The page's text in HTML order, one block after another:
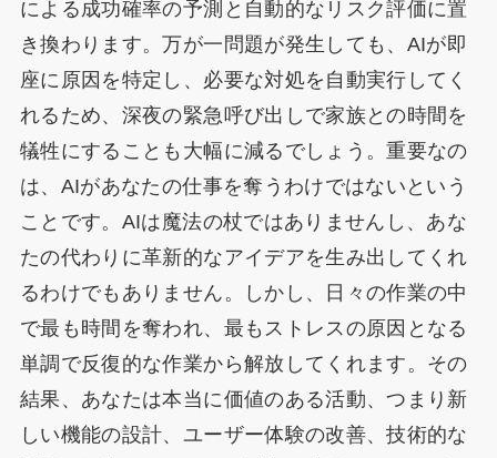
による成功確率の予測と自動的なリスク評価に置
き換わります。万が一問題が発生しても、AIが即
座に原因を特定し、必要な対処を自動実行してく
れるため、深夜の緊急呼び出しで家族との時間を
犠牲にすることも大幅に減るでしょう。重要なの
は、AIがあなたの仕事を奪うわけではないという
ことです。AIは魔法の杖ではありませんし、あな
たの代わりに革新的なアイデアを生み出してくれ
るわけでもありません。しかし、日々の作業の中
で最も時間を奪われ、最もストレスの原因となる
単調で反復的な作業から解放してくれます。その
結果、あなたは本当に価値のある活動、つまり新
しい機能の設計、ユーザー体験の改善、技術的な